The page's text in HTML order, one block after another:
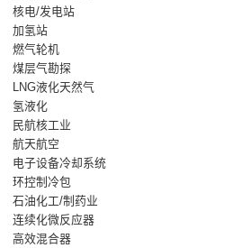
核电/发电站
加氢站
燃气轮机
煤层气勘探
LNG液化天然气
氢液化
民航核工业
航天航空
电子设备冷却系统
环控制冷包
石油化工/制药业
连续化微反应器
高效混合器